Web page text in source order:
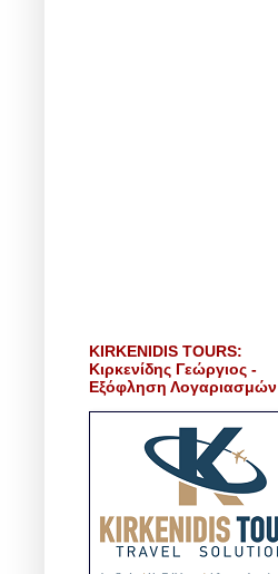
KIRKENIDIS TOURS:
Κιρκενίδης Γεώργιος -
Εξόφληση Λογαριασμών